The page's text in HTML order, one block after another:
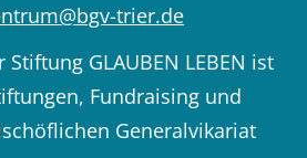
trier.de
GLAUBEN LEBEN ist
Fundraising und
Generalvikariat